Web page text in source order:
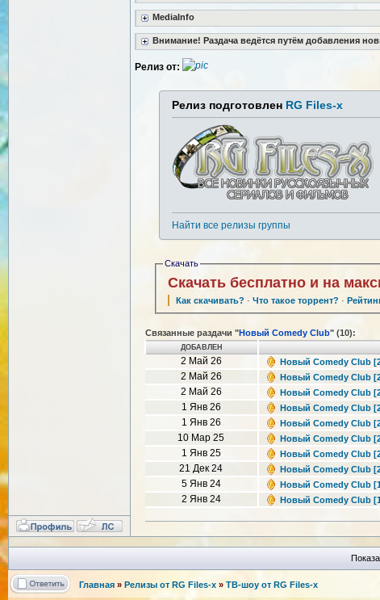
MediaInfo
Внимание! Раздача ведётся путём добавления
Релиз от:
Релиз подготовлен RG Files-x
Найти все релизы группы
Скачать
Скачать бесплатно и на
Как скачивать? ·Что такое торрент? ·
Связанные раздачи "Новый Comedy Club" (10):
ДОБАВЛЕН
2 Май 26 Новый Comedy Club
2 Май 26
Новый Comedy Club
2 Май 26
Новый Comedy Club
1 Янв 26
Новый Comedy Club
1 Янв 26
Новый Comedy Club
10 Мар 25
Новый Comedy Club
1 Янв 25
Новый Comedy Club
21 Дек 24
Новый Comedy Club
5 Янв 24
Новый Comedy Club
2 Янв 24
Новый Comedy Club
Главная » Релизы от RG Files-x » ТВ-шоу от RG Files-x